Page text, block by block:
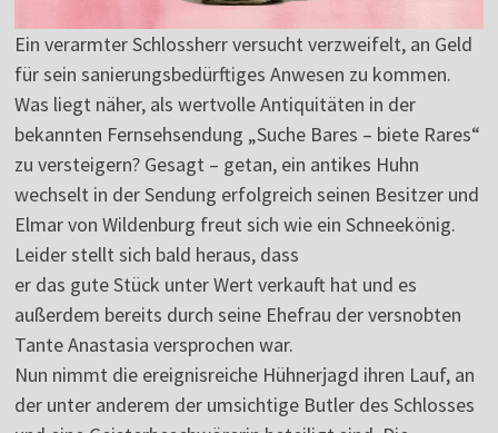
Ein verarmter Schlossherr versucht verzweifelt, an Geld
für sein sanierungsbedürftiges Anwesen zu kommen.
Was liegt näher, als wertvolle Antiquitäten in der
bekannten Fernsehsendung „Suche Bares – biete Rares“
zu versteigern? Gesagt – getan, ein antikes Huhn
wechselt in der Sendung erfolgreich seinen Besitzer und
Elmar von Wildenburg freut sich wie ein Schneekönig.
Leider stellt sich bald heraus, dass
er das gute Stück unter Wert verkauft hat und es
außerdem bereits durch seine Ehefrau der versnobten
Tante Anastasia versprochen war.
Nun nimmt die ereignisreiche Hühnerjagd ihren Lauf, an
der unter anderem der umsichtige Butler des Schlosses